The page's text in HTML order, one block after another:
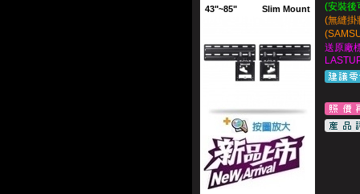
43"~85" Slim Mount
(安裝後
(無縫掛
送原廠